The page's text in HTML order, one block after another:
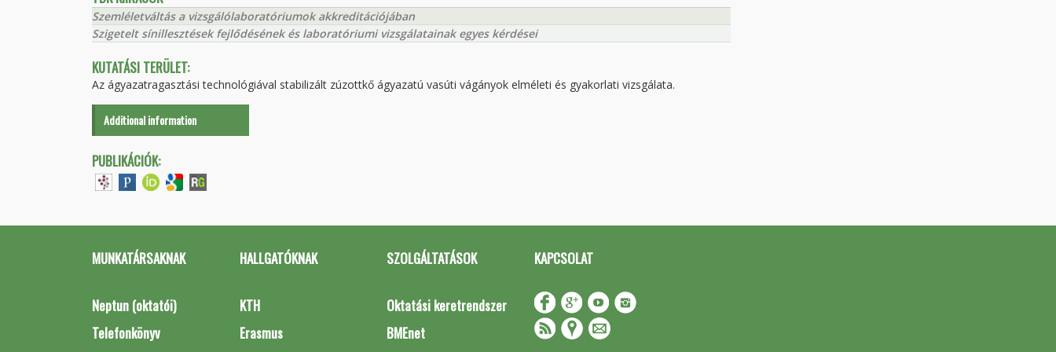
Szemléletváltás a vizsgálólaboratóriumok akkreditációjában
Szigetelt sínillesztések fejlődésének és laboratóriumi vizsgálatainak egyes kérdései
KUTATÁSI TERÜLET:
Az ágyazatragasztási technológiával stabilizált zúzottkő ágyazatú vasúti vágányok elméleti és gyakorlati vizsgálata.
Additional information
PUBLIKÁCIÓK:
MUNKATÁRSAKNAK
Neptun (oktatói)
Telefonkönyv
HALLGATÓKNAK
KTH
Erasmus
SZOLGÁLTATÁSOK
Oktatási keretrendszer
BMEnet
KAPCSOLAT